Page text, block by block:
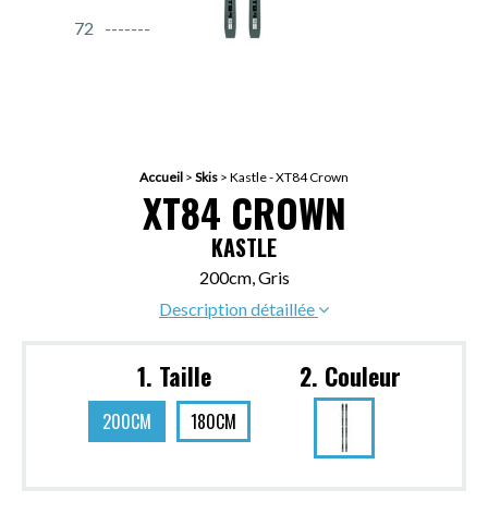
72
Accueil > Skis > Kastle - XT84 Crown
XT84 CROWN
KASTLE
200cm, Gris
Description détaillée
1. Taille
200CM 180CM
2. Couleur